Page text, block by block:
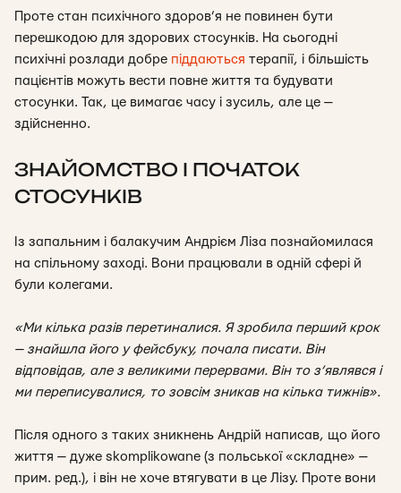
Проте стан психічного здоров’я не повинен бути
перешкодою для здорових стосунків. На сьогодні
психічні розлади добре піддаються терапії, і більшість
пацієнтів можуть вести повне життя та будувати
стосунки. Так, це вимагає часу і зусиль, але це —
здійсненно.
ЗНАЙОМСТВО І ПОЧАТОК
СТОСУНКІВ
Із запальним і балакучим Андрієм Ліза познайомилася
на спільному заході. Вони працювали в одній сфері й
були колегами.
«Ми кілька разів перетиналися. Я зробила перший крок
— знайшла його у фейсбуку, почала писати. Він
відповідав, але з великими перервами. Він то з’являвся і
ми переписувалися, то зовсім зникав на кілька тижнів».
Після одного з таких зникнень Андрій написав, що його
життя — дуже skomplikowane (з польської «складне» —
прим. ред.), і він не хоче втягувати в це Лізу. Проте вони